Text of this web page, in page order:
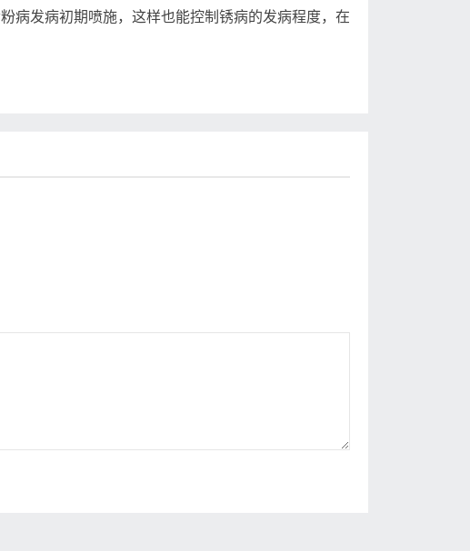
病发病初期喷施，这样也能控制锈病的发病程度，在